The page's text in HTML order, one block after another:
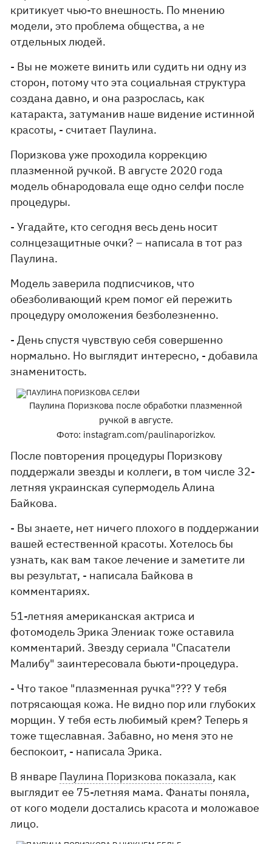
критикует чью-то внешность. По мнению
модели, это проблема общества, а не
отдельных людей.
- Вы не можете винить или судить ни одну из
сторон, потому что эта социальная структура
создана давно, и она разрослась, как
катаракта, затуманив наше видение истинной
красоты, - считает Паулина.
Поризкова уже проходила коррекцию
плазменной ручкой. В августе 2020 года
модель обнародовала еще одно селфи после
процедуры.
- Угадайте, кто сегодня весь день носит
солнцезащитные очки? – написала в тот раз
Паулина.
Модель заверила подписчиков, что
обезболивающий крем помог ей пережить
процедуру омоложения безболезненно.
- День спустя чувствую себя совершенно
нормально. Но выглядит интересно, - добавила
знаменитость.
Паулина Поризкова после обработки плазменной
ручкой в августе.
Фото: instagram.com/paulinaporizkov.
После повторения процедуры Поризкову
поддержали звезды и коллеги, в том числе 32-
летняя украинская супермодель Алина
Байкова.
- Вы знаете, нет ничего плохого в поддержании
вашей естественной красоты. Хотелось бы
узнать, как вам такое лечение и заметите ли
вы результат, - написала Байкова в
комментариях.
51-летняя американская актриса и
фотомодель Эрика Элениак тоже оставила
комментарий. Звезду сериала "Спасатели
Малибу" заинтересовала бьюти-процедура.
- Что такое "плазменная ручка"??? У тебя
потрясающая кожа. Не видно пор или глубоких
морщин. У тебя есть любимый крем? Теперь я
тоже тщеславная. Забавно, но меня это не
беспокоит, - написала Эрика.
В январе Паулина Поризкова показала, как
выглядит ее 75-летняя мама. Фанаты поняла,
от кого модели достались красота и моложавое
лицо.